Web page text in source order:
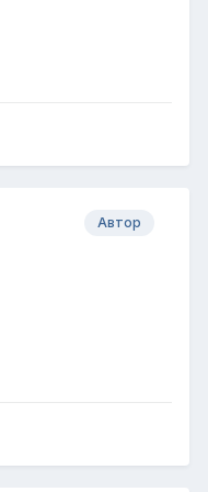
Автор